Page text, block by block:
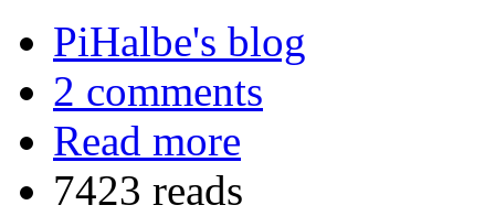
PiHalbe's blog
2 comments
Read more
7423 reads